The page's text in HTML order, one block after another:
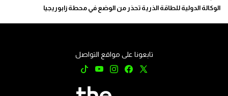
الوكالة الدولية للطاقة الذرية تحذر من الوضع في محطة زابوريجيا
تابعونا على مواقع التواصل